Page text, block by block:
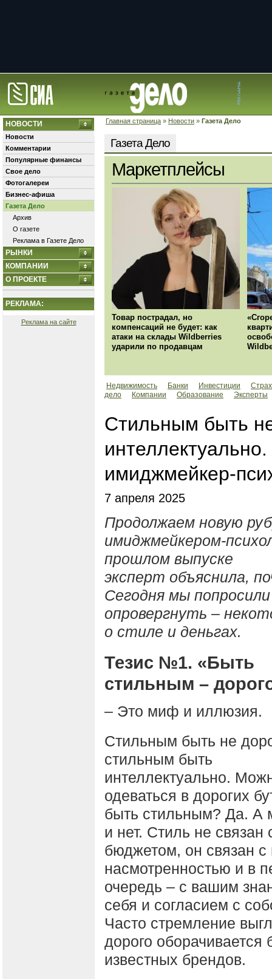
Главная страница » Новости » Газета Дело
НОВОСТИ
Новости
Комментарии
Популярные финансы
Свое дело
Фотогалереи
Бизнес-афиша
Газета Дело
Архив
О газете
Реклама в Газете Дело
РЫНКИ
КОМПАНИИ
О ПРОЕКТЕ
РЕКЛАМА:
Реклама на сайте
Газета Дело
Маркетплейсы
Товар пострадал, но
компенсаций не будет: как
атаки на склады Wildberries
ударили по продавцам
Недвижимость Банки Инвестиции
дело
Компании Образование Эксперты
Стильным быть
имиджмейкер-
7 апреля 2025
Продолжаем новую
имиджмейкером-
прошлом выпуске
эксперт объяснила,
Сегодня мы
опровергнуть –
о стиле и деньгах.
Тезис №1. «Быть
стильным –
– Это миф и иллюзия.
Стильным быть не
стильным быть
интеллектуально.
одеваться в дорогих
быть стильным? Да. А
и нет. Стиль не связан
бюджетом, он связан
насмотренностью и в
очередь – с вашим
себя и согласием с
Часто стремление
дорого
известных брендов.